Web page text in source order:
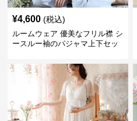
¥4,600 (税込)
ルームウェア 優美なフリル襟 シ
ースルー袖のパジャマ上下セッ